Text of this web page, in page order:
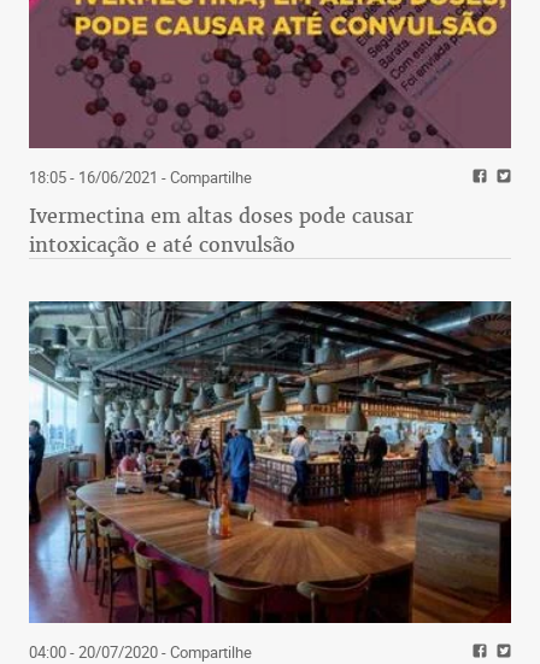
18:05 - 16/06/2021 - Compartilhe
Ivermectina em altas doses pode causar
intoxicação e até convulsão
04:00 - 20/07/2020- Compartilhe